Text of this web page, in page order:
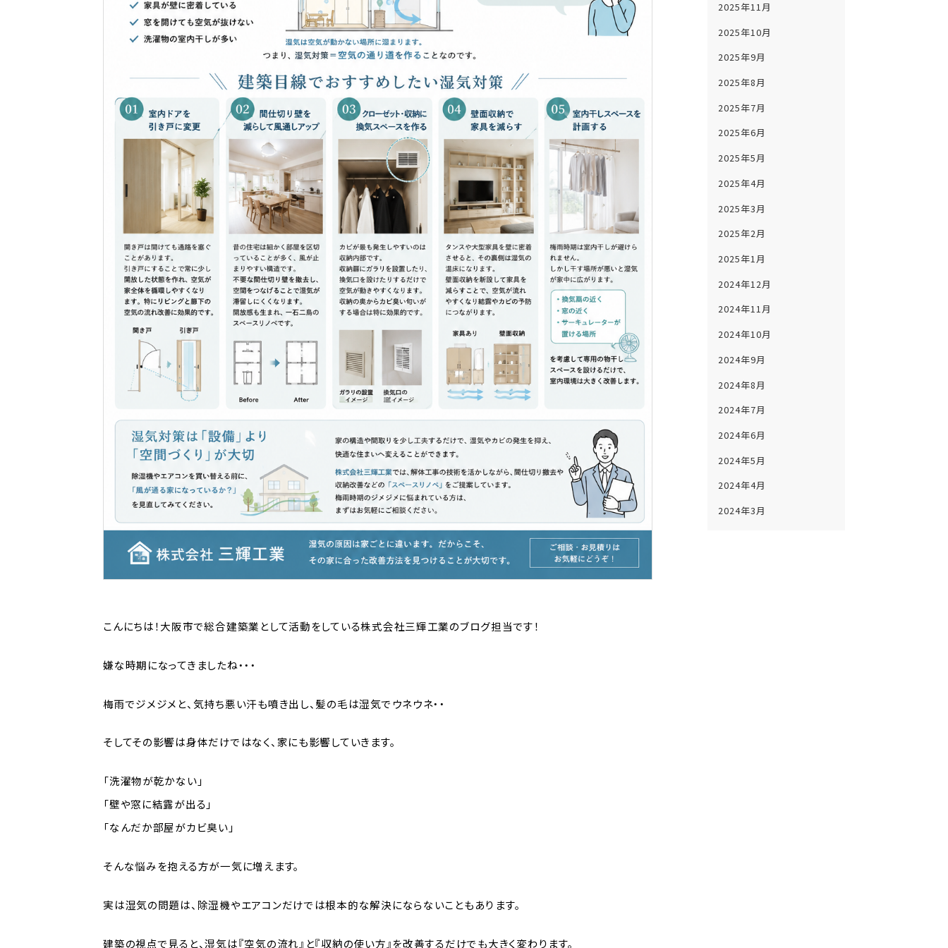
こんにちは！大阪市で総合建築業として活動をしている株式会社三輝工業のブログ担当です！
嫌な時期になってきましたね・・・
梅雨でジメジメと、気持ち悪い汗も噴き出し、髪の毛は湿気でウネウネ・・
そしてその影響は身体だけではなく、家にも影響していきます。
「洗濯物が乾かない」
「壁や窓に結露が出る」
「なんだか部屋がカビ臭い」
そんな悩みを抱える方が一気に増えます。
実は湿気の問題は、除湿機やエアコンだけでは根本的な解決にならないこともあります。
建築の視点で見ると、湿気は『空気の流れ』と『収納の使い方』を改善するだけでも大きく変わります。
2025年11月
2025年10月
2025年9月
2025年8月
2025年7月
2025年6月
2025年5月
2025年4月
2025年3月
2025年2月
2025年1月
2024年12月
2024年11月
2024年10月
2024年9月
2024年8月
2024年7月
2024年6月
2024年5月
2024年4月
2024年3月